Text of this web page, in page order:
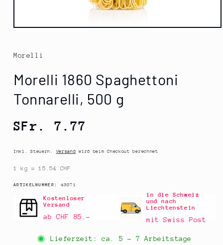
Medien
Modal
öffnen
Morelli
Morelli 1860 Spaghettoni
Tonnarelli, 500 g
Normaler
SFr. 7.77
Inkl. Steuern.Versand wird beim Checkout berechnet
1 kg = 15.54 CHF
ARTIKELNUMMER: SKU:
43071
Kostenloser
Versand
ab CHF 85.–
in die Schweiz
und nach
Liechtenstein
mit Swiss Post
Lieferzeit: ca. 5 - 7 Arbeitstage